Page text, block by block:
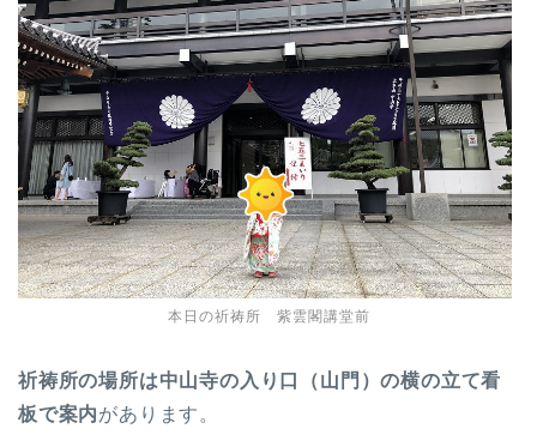
本日の祈祷所 紫雲閣講堂前
祈祷所の場所は中山寺の入り口（山門）の横の立て看
板で案内があります。